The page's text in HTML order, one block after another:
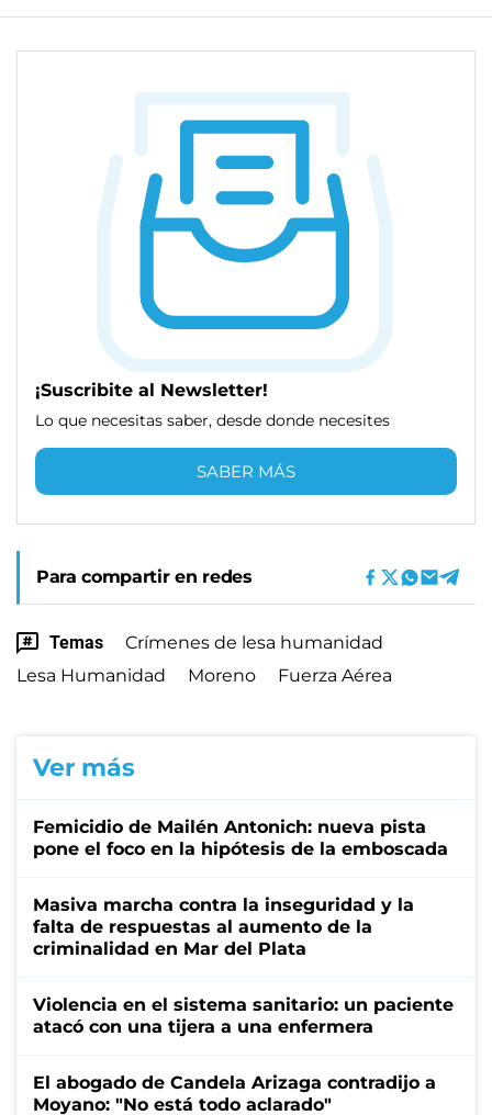
¡Suscribite al Newsletter!
Lo que necesitas saber, desde donde necesites
SABER MÁS
Para compartir en redes
Temas
Crímenes de lesa humanidad
Lesa Humanidad
Moreno Fuerza Aérea
Ver más
Femicidio de Mailén Antonich: nueva pista
pone el foco en la hipótesis de la emboscada
Masiva marcha contra la inseguridad y la
falta de respuestas al aumento de la
criminalidad en Mar del Plata
Violencia en el sistema sanitario: un paciente
atacó con una tijera a una enfermera
El abogado de Candela Arizaga contradijo a
Moyano: "No está todo aclarado"